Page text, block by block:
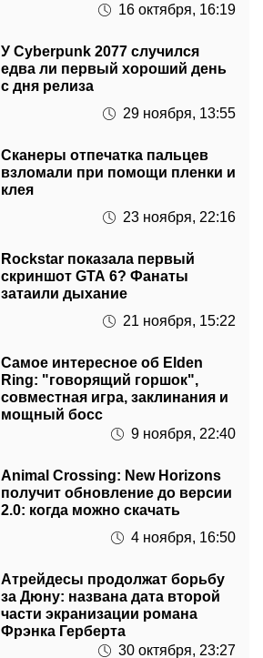
16 октября, 16:19
У Cyberpunk 2077 случился
едва ли первый хороший день
с дня релиза
29 ноября, 13:55
Сканеры отпечатка пальцев
взломали при помощи пленки и
клея
23 ноября, 22:16
Rockstar показала первый
скриншот GTA 6? Фанаты
затаили дыхание
21 ноября, 15:22
Самое интересное об Elden
Ring: "говорящий горшок",
совместная игра, заклинания и
мощный босс
9 ноября, 22:40
Animal Crossing: New Horizons
получит обновление до версии
2.0: когда можно скачать
4 ноября, 16:50
Атрейдесы продолжат борьбу
за Дюну: названа дата второй
части экранизации романа
Фрэнка Герберта
30 октября, 23:27